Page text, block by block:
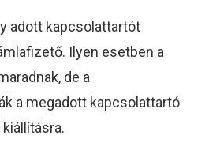
adott kapcsolattartót
Ilyen esetben a
de a
a megadott kapcsolattartó